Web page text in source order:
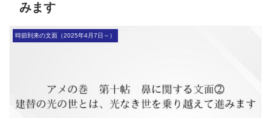
みます
時節到来の文面（2025年4月7日～）